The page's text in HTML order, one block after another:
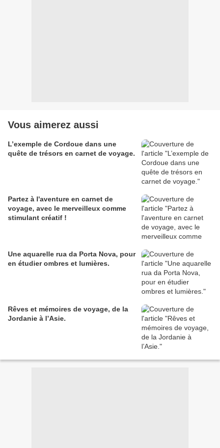
Vous aimerez aussi
L’exemple de Cordoue dans une
quête de trésors en carnet de voyage.
Partez à l'aventure en carnet de
voyage, avec le merveilleux comme
stimulant créatif !
Une aquarelle rua da Porta Nova, pour
en étudier ombres et lumières.
Rêves et mémoires de voyage, de la
Jordanie à l’Asie.